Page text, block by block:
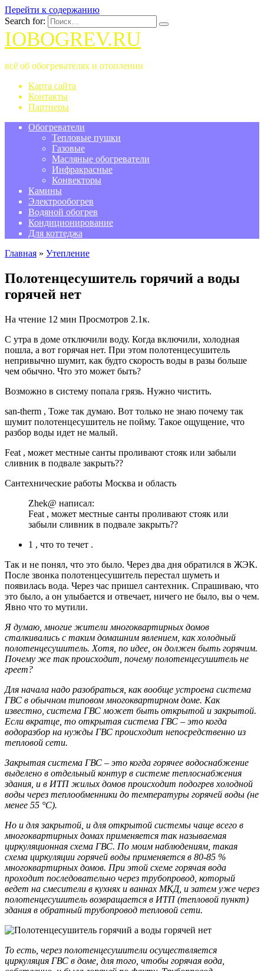
Перейти к содержанию
Search for:
IOBOGREV.RU
всё об обогревателях и отоплении
Карта сайта
Контакты
Партнеры
Обогреватели
Тепловые пушки
Газовые
Масляные обогреватели
Инфракрасные
Конвекторы
Камины
Электрообогрев
Водяной обогрев
Кондиционирование
Для коттеджа
Главная » Утепление
Полотенцесушитель горячий а воды
горячей нет
На чтение 12 мин Просмотров 2.1к.
С утра в доме отключили воду. Когда включили, холодная
пошла, а вот горячая нет. При этом полотенцесушитель
непривычно шумит, как будто скорость воды в разы больше
чем обычно. Что это может быть?
Возможно в систему попала грязь. Нужно чистить.
san-therm , Тоже так думаю. Вот только не знаю почему так
шумит полотенцесушитель не пойму. Такое ощущение, что
разбор воды идет не малый.
Feat , может местные санты проливают стояк или забыли
сливник в подвале закрыть??
Сантехнические работы Москва и область
Zhek@ написал:
Feat , может местные санты проливают стояк или
забыли сливник в подвале закрыть??
1 , что то течет .
Так и не понял, что это было. Через два дня обратился в ЖЭК.
После звонка полотенцесушитель перестал шуметь и
появилась вода. Через час пришел сантехник. Спрашиваю, что
это было, а он улыбается и отвечает, ничего не было, вы о чем.
Явно что то мутили.
Я думаю, многие жители многоквартирных домов
сталкивались с таким домашним явлением, как холодный
полотенцесушитель. Хотя, по идее, он должен быть горячим.
Почему же так происходит, почему полотенцесушитель не
греет?
Для начала надо разобраться, как вообще устроена система
ГВС в обычном типовом многоквартирном доме. Как
известно, система ГВС может быть открытой и закрытой.
Если вкратце, то открытая система ГВС – это когда
водоразбор на нужды ГВС происходит непосредственно из
тепловой сети.
Закрытая система ГВС – это когда горячее водоснабжение
выделено в отдельный контур в системе теплоснабжения
здания, и в ИТП жилых домов происходит подогрев холодной
воды через теплообменники до температуры горячей воды (не
менее 55 °C).
Но и для закрытой, и для открытой системы чаще всего в
многоквартирных домах применяется так называемая
циркуляционная схема ГВС. По моим наблюдениям, такая
схема циркуляции горячей воды применяется в 80-85 %
многоквартирных домов. При этой схеме горячая вода
проходит последовательно через трубопровод, который
ведет на смесители в кухнях и ваннах МКД, и затем уже через
полотенцесушитель возвращается в ИТП (тепловой пункт)
здания в обратный трубопровод тепловой сети.
То есть, через полотенцесушители осуществляется
циркуляция ГВС в доме, для того, чтобы горячая вода,